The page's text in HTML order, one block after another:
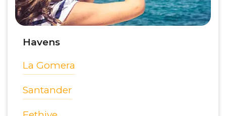
Havens
La Gomera
Santander